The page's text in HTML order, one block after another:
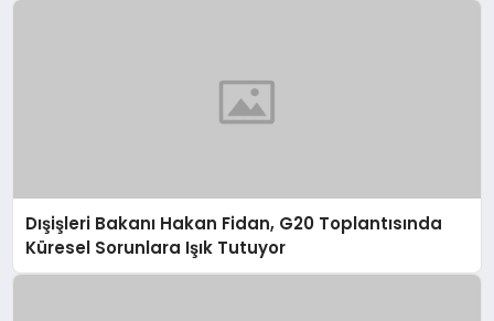
Dışişleri Bakanı Hakan Fidan, G20 Toplantısında
Küresel Sorunlara Işık Tutuyor